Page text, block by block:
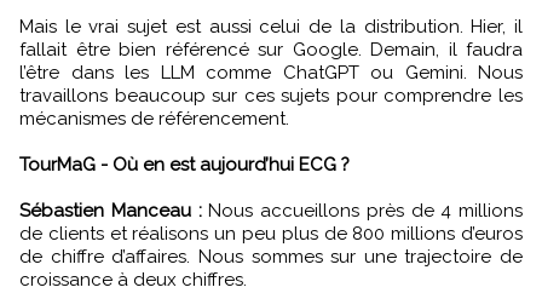
Mais le vrai sujet est aussi celui de la distribution. Hier, il
fallait être bien référencé sur Google. Demain, il faudra
l’être dans les LLM comme ChatGPT ou Gemini. Nous
travaillons beaucoup sur ces sujets pour comprendre les
mécanismes de référencement.
TourMaG - Où en est aujourd’hui ECG ?
Sébastien Manceau :Nous accueillons près de 4 millions
de clients et réalisons un peu plus de 800 millions d’euros
de chiffre d’affaires. Nous sommes sur une trajectoire de
croissance à deux chiffres.